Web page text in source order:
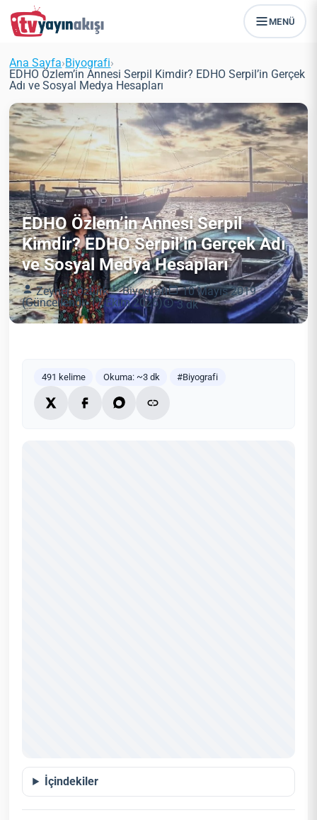
MENÜ
Ana Sayfa›Biyografi›
EDHO Özlem’in Annesi Serpil Kimdir? EDHO Serpil’in Gerçek
Adı ve Sosyal Medya Hesapları
EDHO Özlem’in Annesi Serpil
Kimdir? EDHO Serpil’in Gerçek Adı
ve Sosyal Medya Hesapları
Zeynep Öztürk Biyografi
10 Mayıs 2019
(Güncellendi: 17 Ekim 2025)
3 dk
491 kelime Okuma: ~3 dk #Biyografi
İçindekiler